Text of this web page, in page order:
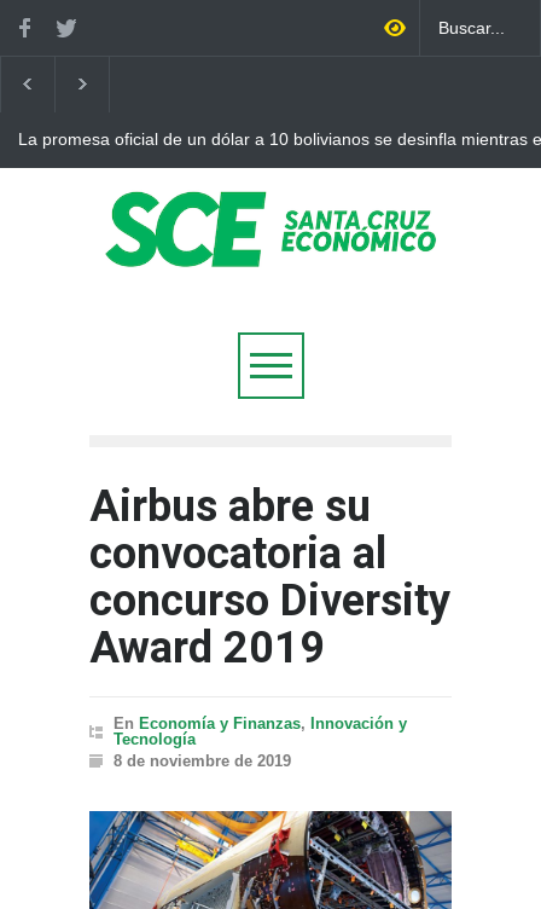
La promesa oficial de un dólar a 10 bolivianos se desinfla mientras
Airbus abre su
convocatoria al
concurso Diversity
Award 2019
En Economía y Finanzas, Innovación y
Tecnología
8 de noviembre de 2019